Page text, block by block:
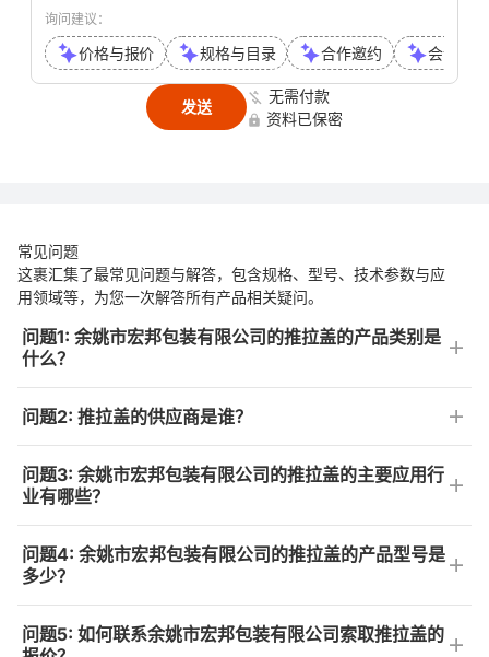
询问建议：
价格与报价 规格与目录 合作邀约 会议或
发送
无需付款
资料已保密
常见问题
这裹汇集了最常见问题与解答，包含规格、型号、技术参数与应
用领域等，为您一次解答所有产品相关疑问。
问题1: 余姚市宏邦包装有限公司的推拉盖的产品类别是
什么？
问题2: 推拉盖的供应商是谁？
问题3: 余姚市宏邦包装有限公司的推拉盖的主要应用行
业有哪些？
问题4: 余姚市宏邦包装有限公司的推拉盖的产品型号是
多少？
问题5: 如何联系余姚市宏邦包装有限公司索取推拉盖的